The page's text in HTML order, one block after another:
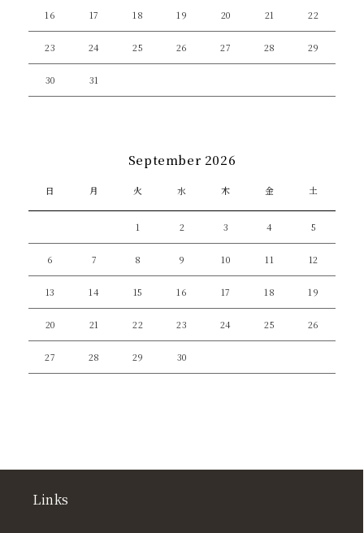
16 17 18 19 20 21 22
23 24 25 26 27 28 29
30 31
September 2026
日 月 火 水 木 金 土
1 2 3 4 5
6 7 8 9 10 11 12
13 14 15 16 17 18 19
20 21 22 23 24 25 26
27 28 29 30
Links